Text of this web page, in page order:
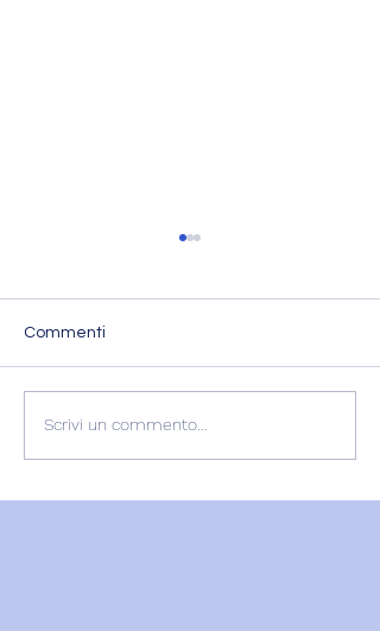
22 Luglio - Il Sacro
Commenti
Scrivi un commento...